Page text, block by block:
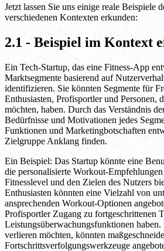
Jetzt lassen Sie uns einige reale Beispiele
verschiedenen Kontexten erkunden:
2.1 - Beispiel im Kontext
Ein Tech-Startup, das eine Fitness-App
Marktsegmente basierend auf
identifizieren. Sie könnten Segmente für
Enthusiasten, Profisportler und Personen,
möchten, haben. Durch das Verständnis
Bedürfnisse und Motivationen jedes
Funktionen und Marketingbotschaften
Zielgruppe Anklang finden.
Ein Beispiel: Das Startup könnte eine
die personalisierte Workout-
Fitnesslevel und den Zielen des Nutzers
Enthusiasten könnten eine Vielzahl von
ansprechenden Workout-Optionen
Profisportler Zugang zu fortgeschrittenen
Leistungsüberwachungsfunktionen
verlieren möchten, könnten
Fortschrittsverfolgungswerkzeuge